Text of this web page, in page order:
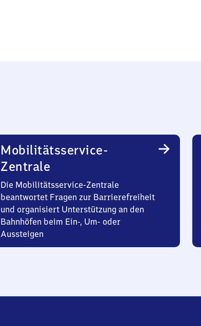
Mobilitätsservice-
Zentrale
Die Mobilitätsservice-Zentrale
beantwortet Fragen zur Barrierefreiheit
und organisiert Unterstützung an den
Bahnhöfen beim Ein-, Um- oder
Aussteigen